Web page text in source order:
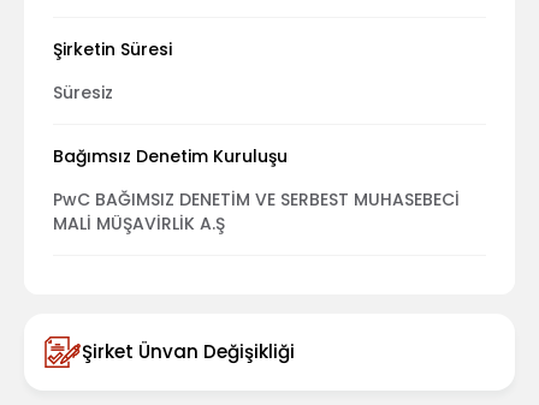
Şirketin Süresi
Süresiz
Bağımsız Denetim Kuruluşu
PwC BAĞIMSIZ DENETİM VE SERBEST MUHASEBECİ
MALİ MÜŞAVİRLİK A.Ş
Şirket Ünvan Değişikliği